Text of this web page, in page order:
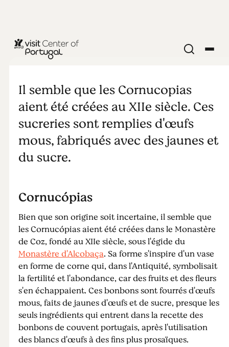
NOURRITURE & BOISSON
Douce
Alcobaça
Il semble que les Cornucopias
aient été créées au XIIe siècle. Ces
sucreries sont remplies d'œufs
mous, fabriqués avec des jaunes et
du sucre.
Cornucópias
Bien que son origine soit incertaine, il semble que
les Cornucópias aient été créées dans le Monastère
de Coz, fondé au XIIe siècle, sous l'égide du
Monastère d'Alcobaça. Sa forme s'inspire d'un vase
en forme de corne qui, dans l'Antiquité, symbolisait
la fertilité et l'abondance, car des fruits et des fleurs
s'en échappaient. Ces bonbons sont fourrés d'œufs
mous, faits de jaunes d'œufs et de sucre, presque les
seuls ingrédients qui entrent dans la recette des
bonbons de couvent portugais, après l'utilisation
des blancs d'œufs à des fins plus prosaïques.